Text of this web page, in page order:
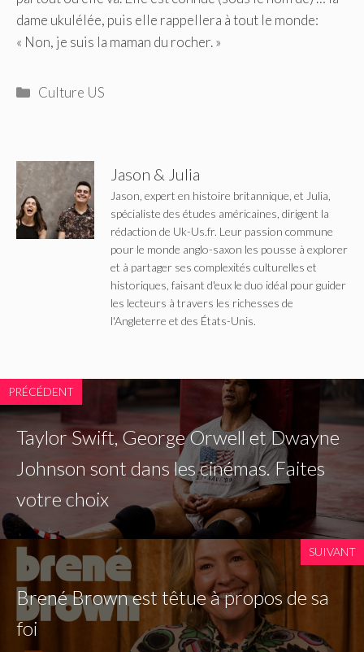
dame ukulélée, puis elle rappellera à tout le monde:
« Non, je suis la maman du rocher. »
Catégories
Culture US
Jason & Julia
Jason, expert en histoire britannique, et Julia,
spécialiste des études américaines, dirigent la
rédaction de Uk-Us.fr. Leur passion commune
pour le monde anglo-saxon les pousse à explorer
et à partager ses complexités culturelles et
historiques, faisant d'eux le duo idéal pour guider
les lecteurs à travers les richesses de
l'Angleterre et des États-Unis.
PRÉCÉDENT
Taylor Swift, George Orwell et Dwayne
Johnson sont dans les cinémas. Faites
votre choix
SUIVANT
Brené Brown est têtue à propos de sa
foi